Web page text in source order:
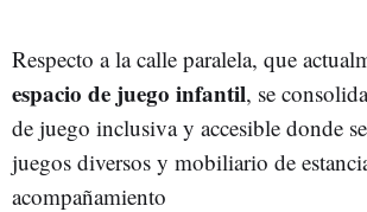
Respecto a la calle paralela, que
espacio de juego infantil, se
de juego inclusiva y accesible donde
juegos diversos y mobiliario de
acompañamiento